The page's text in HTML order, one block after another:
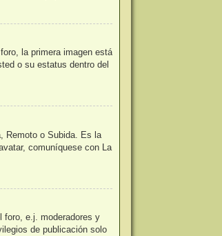
la primera imagen está
o su estatus dentro del
Remoto o Subida. Es la
comuníquese con La
foro, e.j. moderadores y
de publicación solo